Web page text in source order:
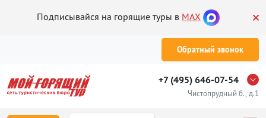
Подписывайся на горящие туры в MAX
Обратный звонок
+7 (495) 646-07-54
Чистопрудный б., д.1